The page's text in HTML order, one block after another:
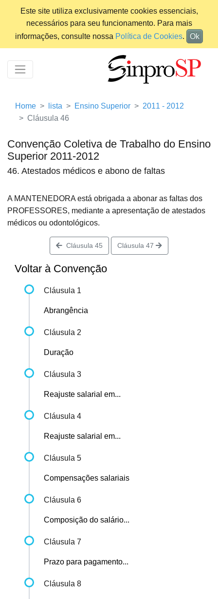
Este site utiliza exclusivamente cookies essenciais,
necessários para seu funcionamento. Para mais
informações, consulte nossa Política de Cookies. Ok
Home lista Ensino Superior
2011 - 2012
Cláusula 46
Convenção Coletiva de Trabalho do Ensino
Superior 2011-2012
46. Atestados médicos e abono de faltas
A MANTENEDORA está obrigada a abonar as faltas dos
PROFESSORES, mediante a apresentação de atestados
médicos ou odontológicos.
Cláusula 45 Cláusula 47
Voltar à Convenção
Cláusula 1
Abrangência
Cláusula 2
Duração
Cláusula 3
Reajuste salarial em...
Cláusula 4
Reajuste salarial em...
Cláusula 5
Compensações salariais
Cláusula 6
Composição do salário...
Cláusula 7
Prazo para pagamento...
Cláusula 8